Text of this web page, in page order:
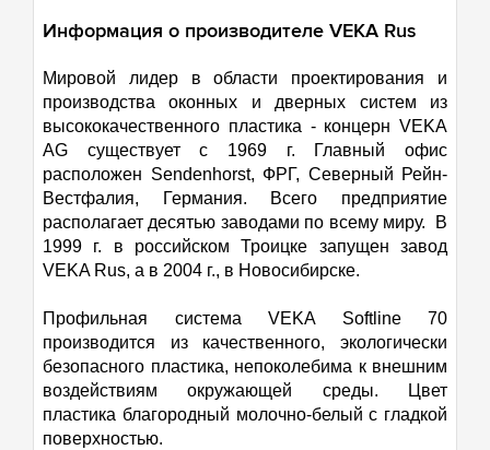
Информация о производителе VEKA Rus
Мировой лидер в области проектирования и
производства оконных и дверных систем из
высококачественного пластика - концерн VEKA
AG существует с 1969 г. Главный офис
расположен Sendenhorst, ФРГ, Северный Рейн-
Вестфалия, Германия. Всего предприятие
располагает десятью заводами по всему миру. В
1999 г. в российском Троицке запущен завод
VEKA Rus, а в 2004 г., в Новосибирске.
Профильная система VEKA Softline 70
производится из качественного, экологически
безопасного пластика, непоколебима к внешним
воздействиям окружающей среды. Цвет
пластика благородный молочно-белый с гладкой
поверхностью.